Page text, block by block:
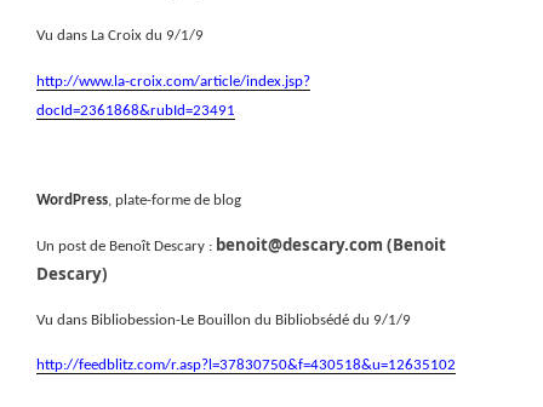
Vu dans La Croix du 9/1/9
http://www.la-croix.com/article/index.jsp?
docId=2361868&rubId=23491
WordPress, plate-forme de blog
Un post de Benoît Descary : benoit@descary.com (Benoit
Descary)
Vu dans Bibliobession-Le Bouillon du Bibliobsédé du 9/1/9
http://feedblitz.com/r.asp?l=37830750&f=430518&u=12635102